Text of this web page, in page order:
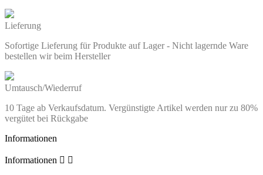
Lieferung
Sofortige Lieferung für Produkte auf Lager - Nicht lagernde Ware
bestellen wir beim Hersteller
Umtausch/Wiederruf
10 Tage ab Verkaufsdatum. Vergünstigte Artikel werden nur zu 80%
vergütet bei Rückgabe
Informationen
Informationen  